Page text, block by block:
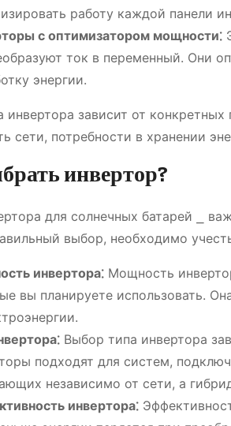
работу каждой панели
с оптимизатором мощности⁚
ток в переменный. Они
энергии.
инвертора зависит от
сети, потребности в хранении
инвертор?
для солнечных батарей ⎯
выбор, необходимо
инвертора⁚ Мощность
вы планируете использовать.
Выбор типа инвертора
подходят для систем,
независимо от сети, а
инвертора⁚